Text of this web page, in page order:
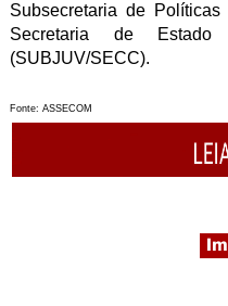
Subsecretaria de
Secretaria de
(SUBJUV/SECC).
Fonte: ASSECOM